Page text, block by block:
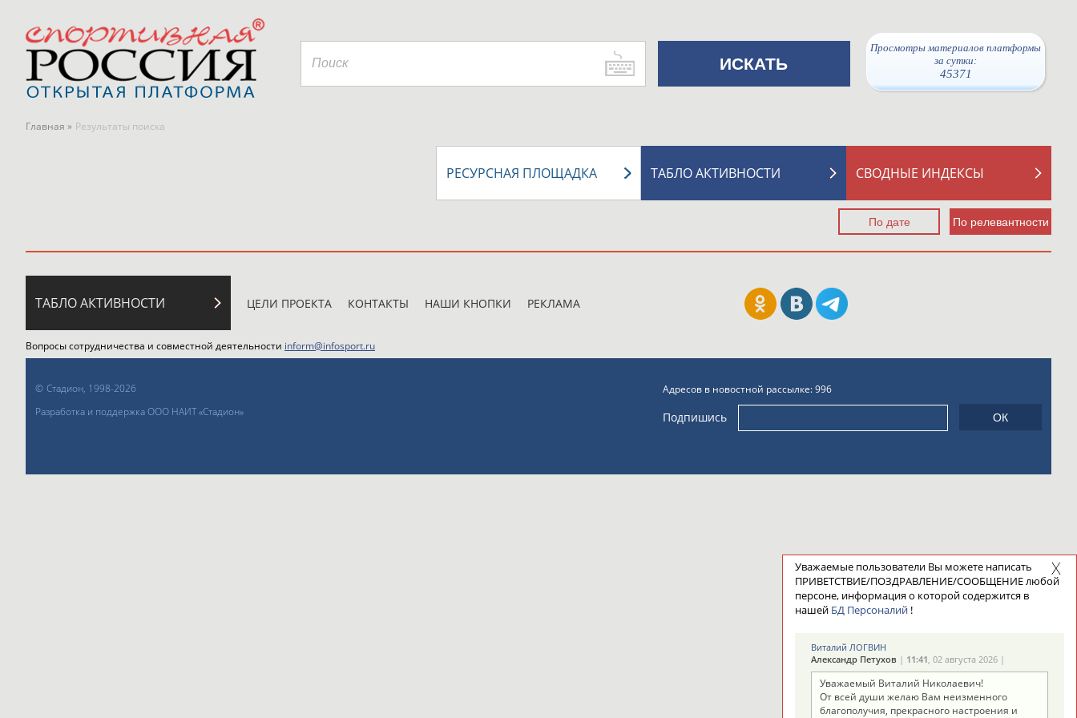
Просмотры материалов платформы
за сутки:
45371
Главная » Результаты поиска
СВОДНЫЕ ИНДЕКСЫ
ТАБЛО АКТИВНОСТИ
РЕСУРСНАЯ ПЛОЩАДКА
ТАБЛО АКТИВНОСТИ ЦЕЛИ ПРОЕКТА КОНТАКТЫ НАШИ КНОПКИ РЕКЛАМА
Вопросы сотрудничества и совместной деятельности inform@infosport.ru
© Стадион, 1998-2026
Разработка и поддержка ООО НАИТ «Стадион»
Адресов в новостной рассылке: 996
Подпишись
Уважаемые пользователи Вы можете написать
ПРИВЕТСТВИЕ/ПОЗДРАВЛЕНИЕ/СООБЩЕНИЕ любой
персоне, информация о которой содержится в
нашей БД Персоналий !
Виталий ЛОГВИН
Александр Петухов | 11:41, 02 августа 2026 |
Уважаемый Виталий Николаевич!
От всей души желаю Вам неизменного
благополучия, прекрасного настроения и